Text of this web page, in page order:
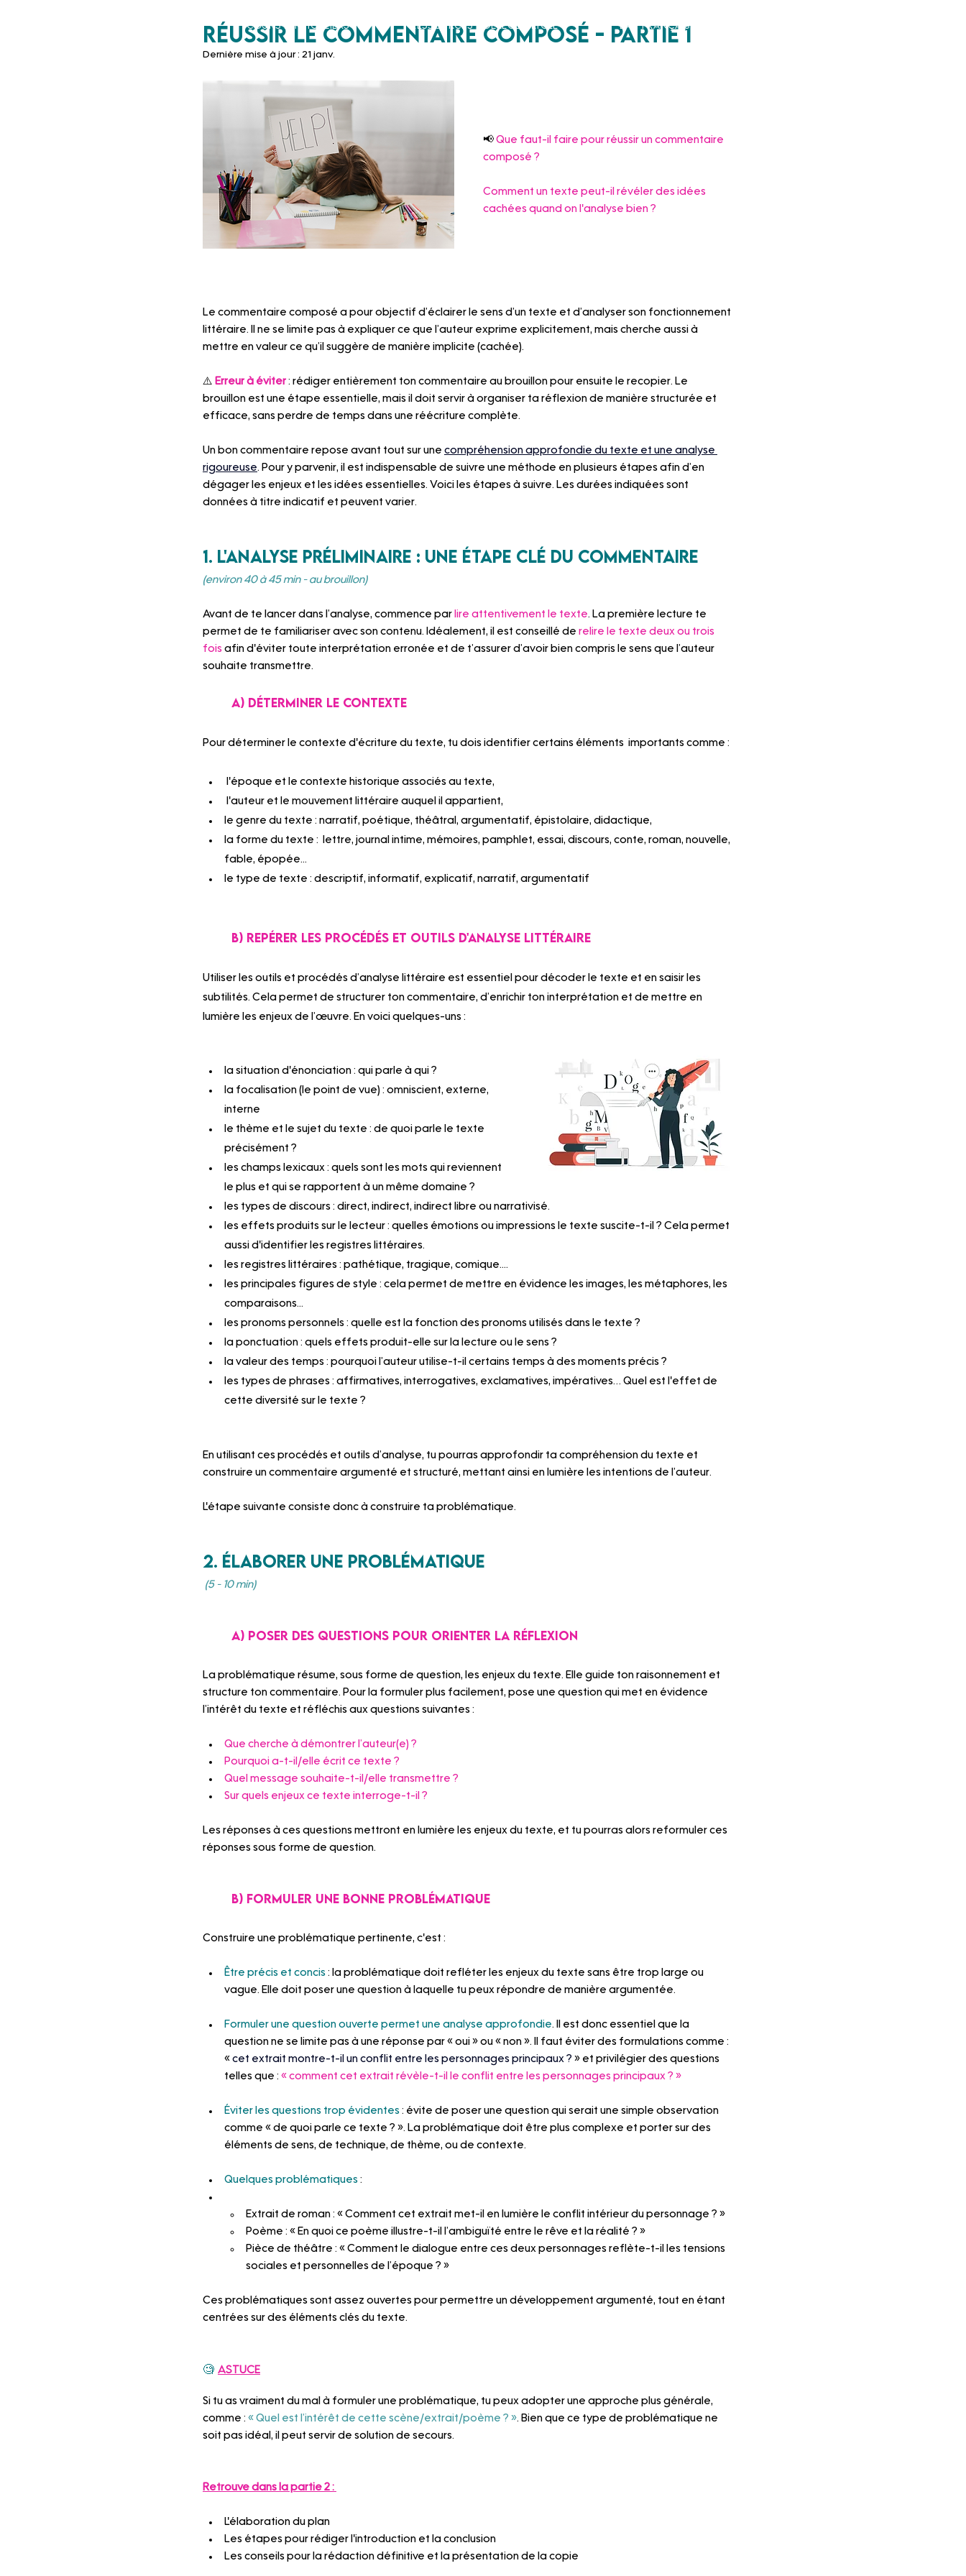
Cours particuliers Ressources Collège / Lycée Bac Français
Réussir le commentaire composé - Partie 1
Dernière mise à jour : 21 janv.
📢 Que faut-il faire pour réussir un commentaire
composé ?
Comment un texte peut-il révéler des idées
cachées quand on l'analyse bien ?
Le commentaire composé a pour objectif d’éclairer le sens d’un texte et d’analyser son fonctionnement
littéraire. Il ne se limite pas à expliquer ce que l’auteur exprime explicitement, mais cherche aussi à
mettre en valeur ce qu’il suggère de manière implicite (cachée).
⚠️ Erreur à éviter : rédiger entièrement ton commentaire au brouillon pour ensuite le recopier. Le
brouillon est une étape essentielle, mais il doit servir à organiser ta réflexion de manière structurée et
efficace, sans perdre de temps dans une réécriture complète.
Un bon commentaire repose avant tout sur une compréhension approfondie du texte et une analyse
rigoureuse. Pour y parvenir, il est indispensable de suivre une méthode en plusieurs étapes afin d’en
dégager les enjeux et les idées essentielles. Voici les étapes à suivre. Les durées indiquées sont
données à titre indicatif et peuvent varier.
1. l'analyse préliminaire : une étape clé du commentaire
(environ 40 à 45 min - au brouillon)
Avant de te lancer dans l’analyse, commence par lire attentivement le texte. La première lecture te
permet de te familiariser avec son contenu. Idéalement, il est conseillé de relire le texte deux ou trois
fois afin d'éviter toute interprétation erronée et de t’assurer d’avoir bien compris le sens que l’auteur
souhaite transmettre.
	A) Déterminer le contexte
Pour déterminer le contexte d'écriture du texte, tu dois identifier certains éléments  importants comme :
l'époque et le contexte historique associés au texte,
l'auteur et le mouvement littéraire auquel il appartient,
le genre du texte : narratif, poétique, théâtral, argumentatif, épistolaire, didactique,
la forme du texte :  lettre, journal intime, mémoires, pamphlet, essai, discours, conte, roman, nouvelle,
fable, épopée...
le type de texte : descriptif, informatif, explicatif, narratif, argumentatif
	B) Repérer les procédés et outils d'analyse littéraire
Utiliser les outils et procédés d’analyse littéraire est essentiel pour décoder le texte et en saisir les
subtilités. Cela permet de structurer ton commentaire, d’enrichir ton interprétation et de mettre en
lumière les enjeux de l’œuvre. En voici quelques-uns :
la situation d'énonciation : qui parle à qui ?
la focalisation (le point de vue) : omniscient, externe,
interne
le thème et le sujet du texte : de quoi parle le texte
précisément ?
les champs lexicaux : quels sont les mots qui reviennent
le plus et qui se rapportent à un même domaine ?
les types de discours : direct, indirect, indirect libre ou narrativisé.
les effets produits sur le lecteur : quelles émotions ou impressions le texte suscite-t-il ? Cela permet
aussi d'identifier les registres littéraires.
les registres littéraires : pathétique, tragique, comique....
les principales figures de style : cela permet de mettre en évidence les images, les métaphores, les
comparaisons...
les pronoms personnels : quelle est la fonction des pronoms utilisés dans le texte ?
la ponctuation : quels effets produit-elle sur la lecture ou le sens ?
la valeur des temps : pourquoi l’auteur utilise-t-il certains temps à des moments précis ?
les types de phrases : affirmatives, interrogatives, exclamatives, impératives… Quel est l'effet de
cette diversité sur le texte ?
En utilisant ces procédés et outils d’analyse, tu pourras approfondir ta compréhension du texte et
construire un commentaire argumenté et structuré, mettant ainsi en lumière les intentions de l’auteur.
L'étape suivante consiste donc à construire ta problématique.
2. élaborer une problématique
(5 - 10 min)
	A) poser des questions pour orienter la réflexion
La problématique résume, sous forme de question, les enjeux du texte. Elle guide ton raisonnement et
structure ton commentaire. Pour la formuler plus facilement, pose une question qui met en évidence
l’intérêt du texte et réfléchis aux questions suivantes :
Que cherche à démontrer l’auteur(e) ?
Pourquoi a-t-il/elle écrit ce texte ?
Quel message souhaite-t-il/elle transmettre ?
Sur quels enjeux ce texte interroge-t-il ?
Les réponses à ces questions mettront en lumière les enjeux du texte, et tu pourras alors reformuler ces
réponses sous forme de question.
B) formuler une bonne problématique
Construire une problématique pertinente, c'est :
Être précis et concis : la problématique doit refléter les enjeux du texte sans être trop large ou
vague. Elle doit poser une question à laquelle tu peux répondre de manière argumentée.
Formuler une question ouverte permet une analyse approfondie. Il est donc essentiel que la
question ne se limite pas à une réponse par « oui » ou « non ». Il faut éviter des formulations comme :
« cet extrait montre-t-il un conflit entre les personnages principaux ? » et privilégier des questions
telles que : « comment cet extrait révèle-t-il le conflit entre les personnages principaux ? »
Éviter les questions trop évidentes : évite de poser une question qui serait une simple observation
comme « de quoi parle ce texte ? ». La problématique doit être plus complexe et porter sur des
éléments de sens, de technique, de thème, ou de contexte.
Quelques problématiques :
Extrait de roman : « Comment cet extrait met-il en lumière le conflit intérieur du personnage ? »
Poème : « En quoi ce poème illustre-t-il l’ambiguïté entre le rêve et la réalité ? »
Pièce de théâtre : « Comment le dialogue entre ces deux personnages reflète-t-il les tensions
sociales et personnelles de l’époque ? »
Ces problématiques sont assez ouvertes pour permettre un développement argumenté, tout en étant
centrées sur des éléments clés du texte.
🧐 ASTUCE
Si tu as vraiment du mal à formuler une problématique, tu peux adopter une approche plus générale,
comme : « Quel est l’intérêt de cette scène/extrait/poème ? ». Bien que ce type de problématique ne
soit pas idéal, il peut servir de solution de secours.
Retrouve dans la partie 2 :
L'élaboration du plan
Les étapes pour rédiger l'introduction et la conclusion
Les conseils pour la rédaction définitive et la présentation de la copie